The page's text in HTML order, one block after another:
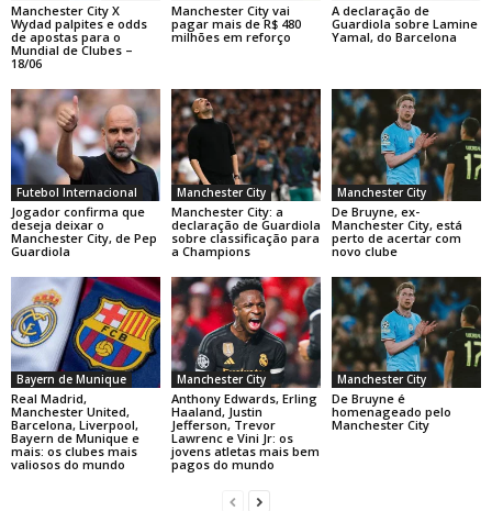
Manchester City X
Wydad palpites e odds
de apostas para o
Mundial de Clubes –
18/06
Manchester City vai
pagar mais de R$ 480
milhões em reforço
A declaração de
Guardiola sobre Lamine
Yamal, do Barcelona
Futebol Internacional
Jogador confirma que
deseja deixar o
Manchester City, de Pep
Guardiola
Manchester City
Manchester City: a
declaração de Guardiola
sobre classificação para
a Champions
Manchester City
De Bruyne, ex-
Manchester City, está
perto de acertar com
novo clube
Bayern de Munique
Real Madrid,
Manchester United,
Barcelona, Liverpool,
Bayern de Munique e
mais: os clubes mais
valiosos do mundo
Manchester City
Anthony Edwards, Erling
Haaland, Justin
Jefferson, Trevor
Lawrenc e Vini Jr: os
jovens atletas mais bem
pagos do mundo
Manchester City
De Bruyne é
homenageado pelo
Manchester City